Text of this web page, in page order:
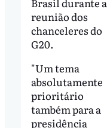
reunião dos
chanceleres do
G20.
"Um tema
absolutamente
prioritário
também para a
presidência